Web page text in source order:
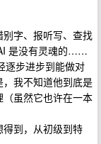
字、报听写、查找
是没有灵魂的……
逐步进步到能做对
我不知道他到底是
虽然它也许在一本
到，从初级到特